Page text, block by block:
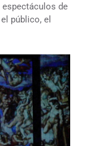
de
público, el